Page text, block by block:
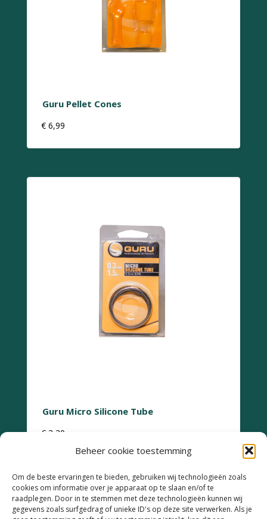
Beheer cookie toestemming
Om de beste ervaringen te bieden, gebruiken wij technologieën zoals
cookies om informatie over je apparaat op te slaan en/of te
raadplegen. Door in te stemmen met deze technologieën kunnen wij
gegevens zoals surfgedrag of unieke ID's op deze site verwerken. Als je
Guru Pellet Cones
€ 6,99
Guru Micro Silicone Tube
€ 3,30